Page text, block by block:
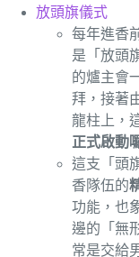
放頭旗儀式
每年進香
是「放頭
的爐主會
拜，接著
龍柱上，
正式啟動
這支「頭
香隊伍的
功能，也
邊的「無
常是交給